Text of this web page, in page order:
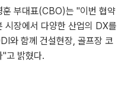
훈 부대표(CBO)는 "이번 협약
시장에서 다양한 산업의 DX를
와 함께 건설현장, 골프장 코
"고 밝혔다.